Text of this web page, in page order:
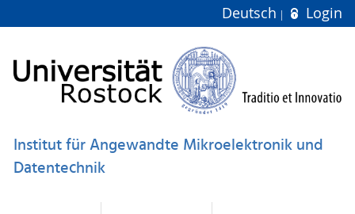
Deutsch Login
Institut für Angewandte Mikroelektronik und
Datentechnik